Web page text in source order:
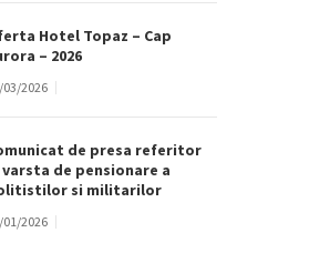
Hotel Topaz – Cap
– 2026
03/2026
de presa referitor
varsta de pensionare a
si militarilor
01/2026